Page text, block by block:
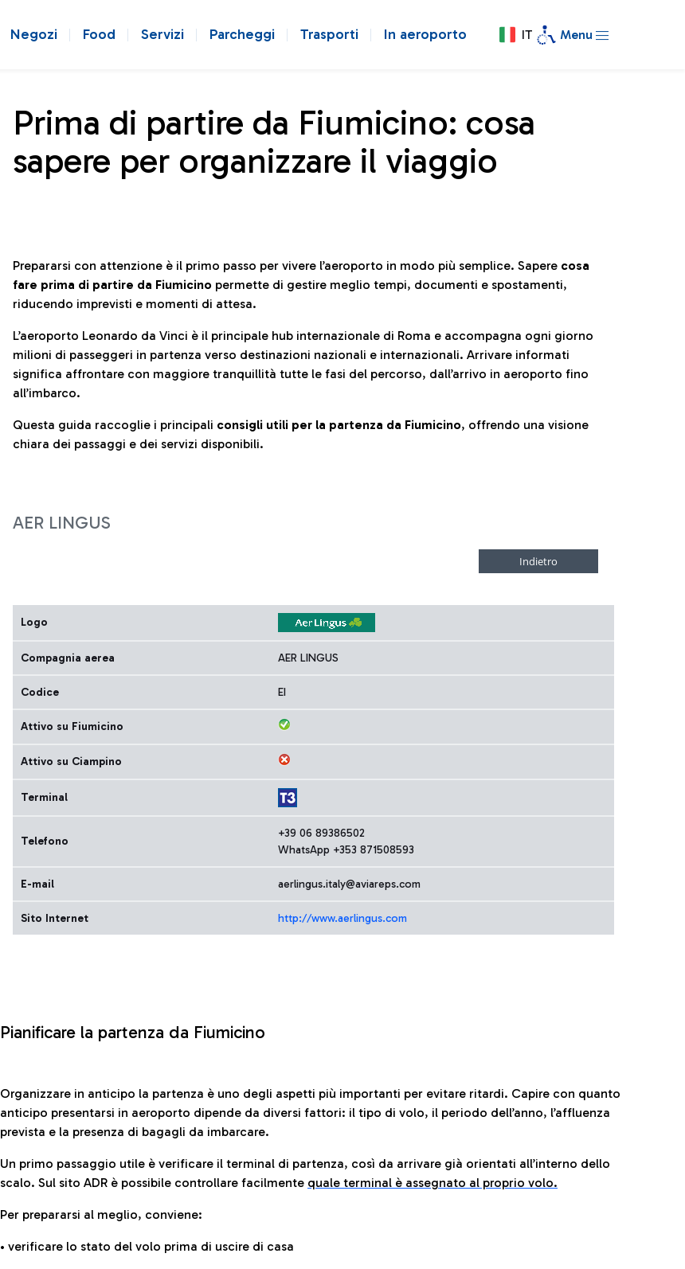
Negozi Food Servizi Parcheggi Trasporti In aeroporto IT Menu
Prima di partire da Fiumicino: cosa
sapere per organizzare il viaggio
Prepararsi con attenzione è il primo passo per vivere l’aeroporto in modo più semplice. Sapere cosa
fare prima di partire da Fiumicino permette di gestire meglio tempi, documenti e spostamenti,
riducendo imprevisti e momenti di attesa.
L’aeroporto Leonardo da Vinci è il principale hub internazionale di Roma e accompagna ogni giorno
milioni di passeggeri in partenza verso destinazioni nazionali e internazionali. Arrivare informati
significa affrontare con maggiore tranquillità tutte le fasi del percorso, dall’arrivo in aeroporto fino
all’imbarco.
Questa guida raccoglie i principali consigli utili per la partenza da Fiumicino, offrendo una visione
chiara dei passaggi e dei servizi disponibili.
AER LINGUS
Logo
Compagnia aerea AER LINGUS
Codice EI
Attivo su Fiumicino
Attivo su Ciampino
Terminal
Telefono
+39 06 89386502
WhatsApp +353 871508593
E-mail aerlingus.italy@aviareps.com
Sito Internet http://www.aerlingus.com
Pianificare la partenza da Fiumicino
Organizzare in anticipo la partenza è uno degli aspetti più importanti per evitare ritardi. Capire con quanto
anticipo presentarsi in aeroporto dipende da diversi fattori: il tipo di volo, il periodo dell’anno, l’affluenza
prevista e la presenza di bagagli da imbarcare.
Un primo passaggio utile è verificare il terminal di partenza, così da arrivare già orientati all’interno dello
scalo. Sul sito ADR è possibile controllare facilmente quale terminal è assegnato al proprio volo.
Per prepararsi al meglio, conviene:
• verificare lo stato del volo prima di uscire di casa